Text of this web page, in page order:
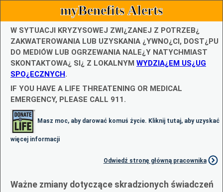
myBenefits Alerts
W SYTUACJI KRYZYSOWEJ ZWI¿ZANEJ Z POTRZEB¿
ZAKWATEROWANIA LUB UZYSKANIA ¿YWNO¿CI, DOST¿PU
DO MEDIÓW LUB OGRZEWANIA NALE¿Y NATYCHMIAST
SKONTAKTOWA¿ SI¿ Z LOKALNYM WYDZIA¿EM US¿UG
SPO¿ECZNYCH.
IF YOU HAVE A LIFE THREATENING OR MEDICAL
EMERGENCY, PLEASE CALL 911.
Masz moc, aby darować komuś życie. Kliknij tutaj, aby uzyskać
więcej informacji
Odwiedź stronę główną pracownika
Ważne zmiany dotyczące skradzionych świadczeń